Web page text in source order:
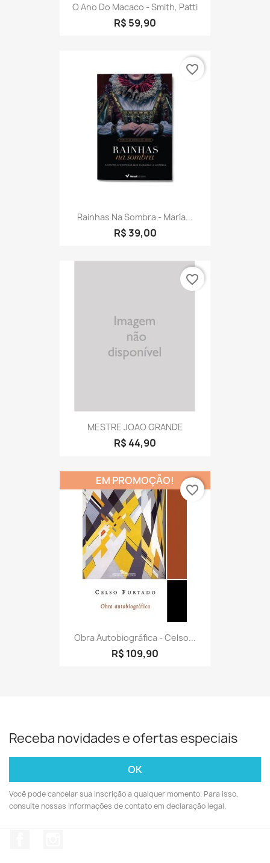
O Ano Do Macaco - Smith, Patti
R$ 59,90
Rainhas Na Sombra - María...
R$ 39,00
favorite_border
MESTRE JOAO GRANDE
R$ 44,90
favorite_border
Obra Autobiográfica - Celso...
R$ 109,90
EM PROMOÇÃO!
favorite_border
Receba novidades e ofertas especiais
Você pode cancelar sua inscrição a qualquer momento. Para isso,
consulte nossas informações de contato em declaração legal.